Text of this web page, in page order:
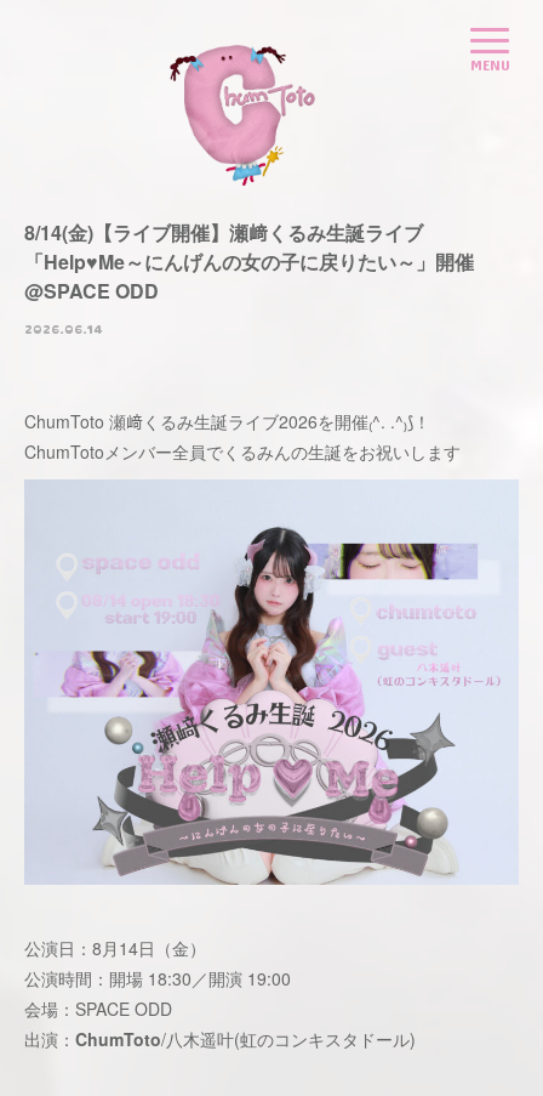
8/14(金)【ライブ開催】瀬﨑くるみ生誕ライブ
「Help♥Me～にんげんの女の子に戻りたい～」開催
@SPACE ODD
2026.06.14
ChumToto 瀬﨑くるみ生誕ライブ2026を開催₍^. .^₎⟆！
ChumTotoメンバー全員でくるみんの生誕をお祝いします
公演日：8月14日（金）
公演時間：開場 18:30／開演 19:00
会場：SPACE ODD
出演： ChumToto/八木遥叶(虹のコンキスタドール)